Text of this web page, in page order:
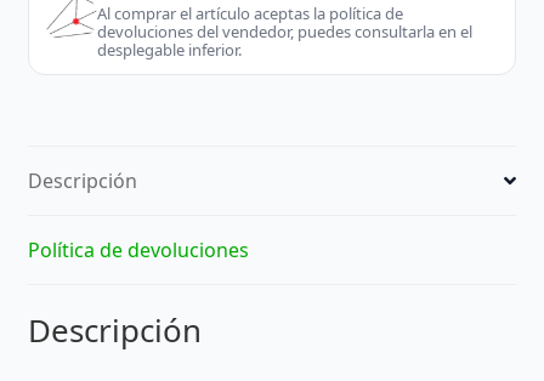
Al comprar el artículo aceptas la política de
devoluciones del vendedor, puedes consultarla en el
desplegable inferior.
Descripción
Política de devoluciones
Descripción